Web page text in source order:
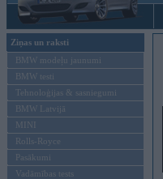
Ziņas un raksti
BMW modeļu jaunumi
BMW testi
Tehnoloģijas & sasniegumi
BMW Latvijā
MINI
Rolls-Royce
Pasākumi
Vadāmības tests